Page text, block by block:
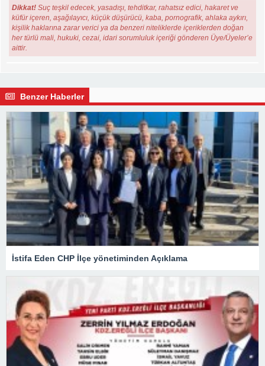
Dikkat! Suç teşkil edecek, yasadışı, tehditkar, rahatsız edici, hakaret ve
küfür içeren, aşağılayıcı, küçük düşürücü, kaba, pornografik, ahlaka aykırı,
kişilik haklarına zarar verici ya da benzeri niteliklerde içeriklerden doğan
her türlü mali, hukuki, cezai, idari sorumluluk içeriği gönderen Üye/Üyeler’e
aittir.
Benzer Haberler
İstifa Eden CHP İlçe yönetiminden Açıklama